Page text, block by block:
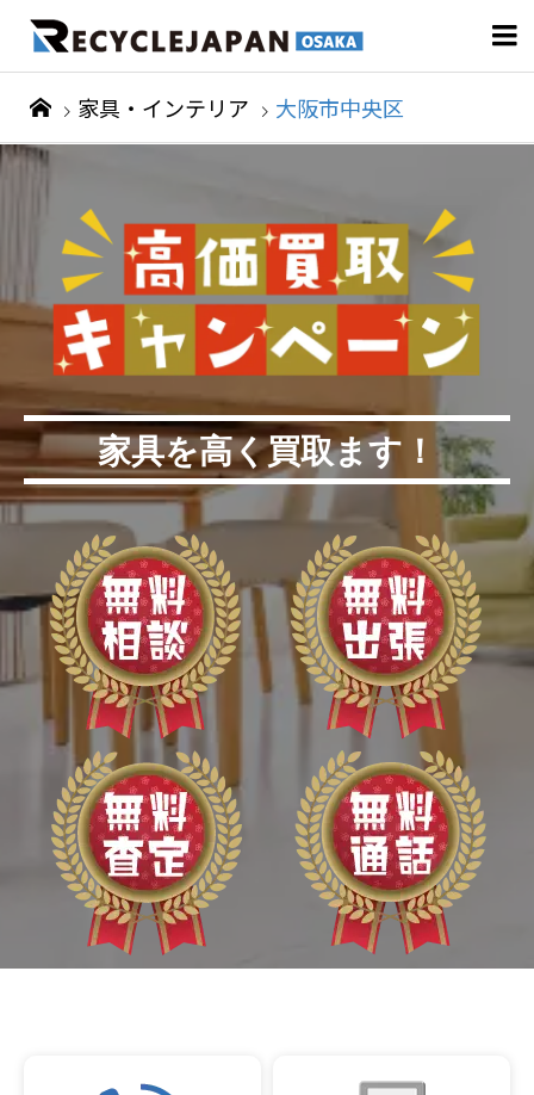

家具・インテリア 大阪市中央区
家具を高く買取ます！